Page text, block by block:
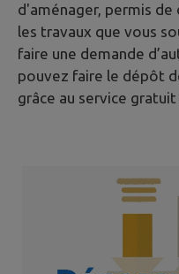
d'aménager, permis
les travaux que vous
faire une demande
pouvez faire le dépôt
grâce au service